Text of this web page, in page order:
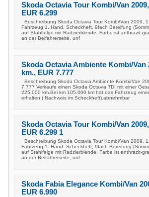
Skoda Octavia Tour Kombi/Van
EUR 6.299
Beschreibung Skoda Octavia Tour Kombi/Van 2009,
Fahrzeug 1. Hand. Scheckheft, 9fach Bereifung
auf Stahlfelge mit Radzierblende. Farbe ist anthrazit-
an der Beifahrerseite, unf
Skoda Octavia Ambiente Kombi/Van
km., EUR 7.777
Beschreibung Skoda Octavia Ambiente Kombi/Van
7.777 Verkaufe einen Skoda Octavia TDI mit einer
225.000 km.Bei km 105.000 km hat das Fahrzeug
erhalten ( Nachweis im Scheckheft).abnehmbar
Skoda Octavia Tour Kombi/Van
EUR 6.299 1
Beschreibung Skoda Octavia Tour Kombi/Van 2009,
Fahrzeug 1. Hand. Scheckheft, 9fach Bereifung
auf Stahlfelge mit Radzierblende. Farbe ist anthrazit-
an der Beifahrerseite, unf
Skoda Fabia Elegance Kombi/Van
EUR 6.990